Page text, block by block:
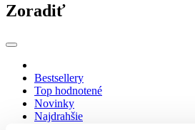
Zoradiť
Bestsellery
Top hodnotené
Novinky
Najdrahšie